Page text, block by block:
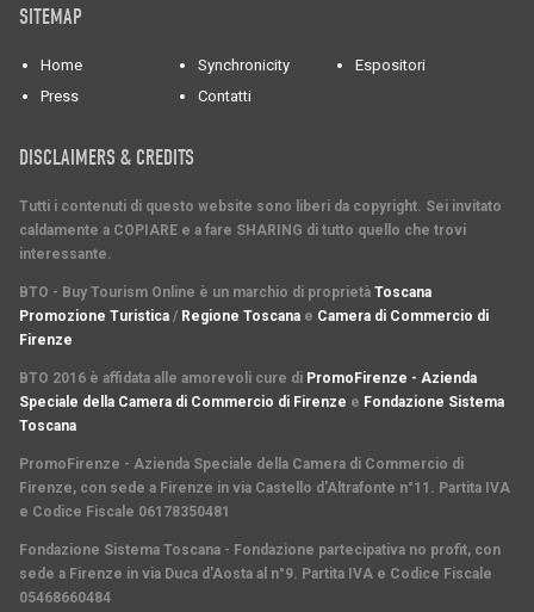
SITEMAP
Home Synchronicity
Espositori
Press
Contatti
DISCLAIMERS & CREDITS
Tutti i contenuti di questo website sono liberi da copyright. Sei invitato
caldamente a COPIARE e a fare SHARING di tutto quello che trovi
interessante.
BTO - Buy Tourism Online è un marchio di proprietà Toscana
Promozione Turistica / Regione Toscana e Camera di Commercio di
Firenze
BTO 2016 è affidata alle amorevoli cure di PromoFirenze - Azienda
Speciale della Camera di Commercio di Firenze e Fondazione Sistema
Toscana
PromoFirenze - Azienda Speciale della Camera di Commercio di
Firenze, con sede a Firenze in via Castello d'Altrafonte n°11. Partita IVA
e Codice Fiscale 06178350481
Fondazione Sistema Toscana - Fondazione partecipativa no profit, con
sede a Firenze in via Duca d'Aosta al n°9. Partita IVA e Codice Fiscale
05468660484